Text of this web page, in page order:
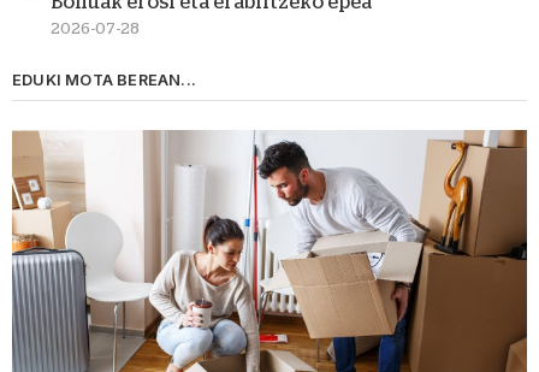
2026-07-28
EDUKI MOTA BEREAN...